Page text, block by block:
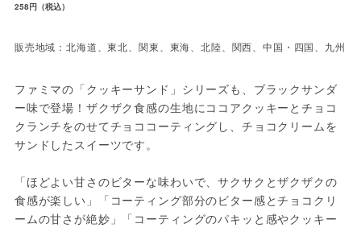
258円（税込）
販売地域：北海道、東北、関東、東海、北陸、関西、中国・四国、九州
ファミマの「クッキーサンド」シリーズも、ブラックサンダ
ー味で登場！ザクザク食感の生地にココアクッキーとチョコ
クランチをのせてチョココーティングし、チョコクリームを
サンドしたスイーツです。
「ほどよい甘さのビターな味わいで、サクサクとザクザクの
食感が楽しい」「コーティング部分のビター感とチョコクリ
ームの甘さが絶妙」「コーティングのパキッと感やクッキー